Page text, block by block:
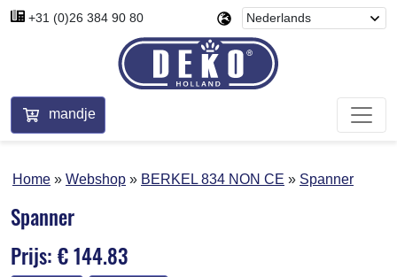
+31 (0)26 384 90 80
mandje
Home Webshop BERKEL 834 NON CE Spanner
Spanner
Prijs: € 144.83